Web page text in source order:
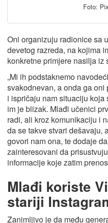
Foto:
Oni organizuju radionice sa
devetog razreda, na kojima
konkretne primjere nasilja iz
„Mi ih podstaknemo
svakodnevan, a onda ga
i ispričaju nam situaciju
im je blizak. Mlađi učenici
radi, ali kroz komunikaciju i
da se takve stvari dešavaju,
govori nam ona, te dodaje
zainteresovani da
informacije koje zatim
Mlađi koriste
stariji
Zanimljivo je da među